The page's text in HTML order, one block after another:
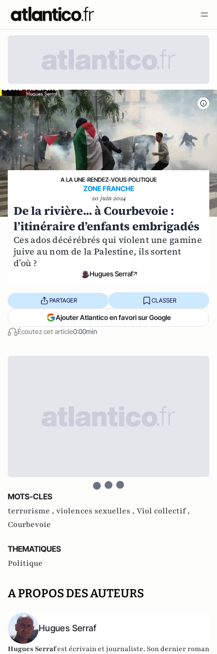
A LA UNE›RENDEZ-VOUS›POLITIQUE
ZONE FRANCHE
20 juin 2024
De la rivière... à Courbevoie :
l’itinéraire d’enfants embrigadés
Ces ados décérébrés qui violent une gamine
juive au nom de la Palestine, ils sortent
d’où ?
Hugues Serraf
Écoutez cet article0:00min
PARTAGER CLASSER
Ajouter Atlantico en favori sur Google
MOTS-CLES
terrorisme , violences sexuelles , Viol collectif ,
Courbevoie
THEMATIQUES
Politique
A PROPOS DES AUTEURS
Hugues Serraf
Hugues Serrafest écrivain et journaliste. Son dernier roman